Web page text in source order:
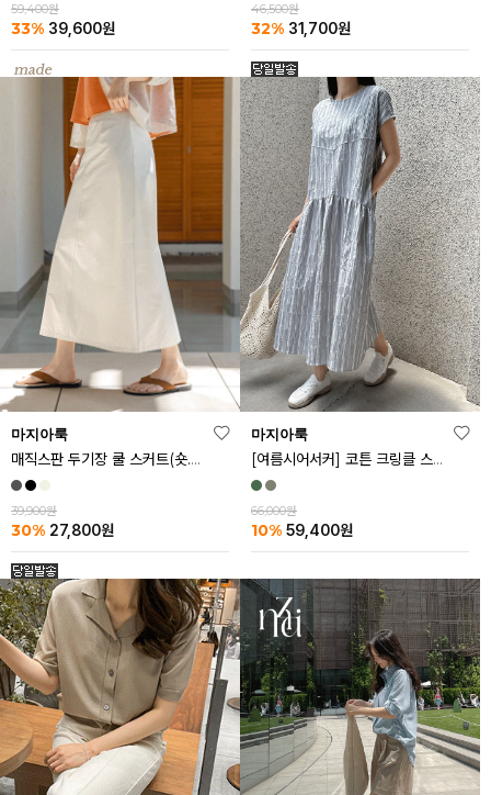
59,400원
33% 39,600원
46,500원
32% 31,700원
마지아룩
매직스판 두기장 쿨 스커트(숏.기본ver)
39,900원
30% 27,800원
마지아룩
[여름시어서커] 코튼 크링클 스트라이프 원피스
66,000원
10% 59,400원